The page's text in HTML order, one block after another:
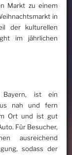
Markt zu einem
in
der kulturellen
im jährlichen
Bayern, ist ein
nah und fern
Ort und ist gut
Für Besucher,
ausreichend
sodass der